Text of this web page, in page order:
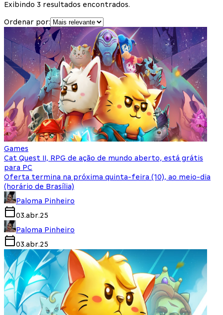
Exibindo 3 resultados encontrados.
Ordenar por:
Games
Cat Quest II, RPG de ação de mundo aberto, está grátis
para PC
Oferta termina na próxima quinta-feira (10), ao meio-dia
(horário de Brasília)
Paloma Pinheiro
03.abr.25
Paloma Pinheiro
03.abr.25